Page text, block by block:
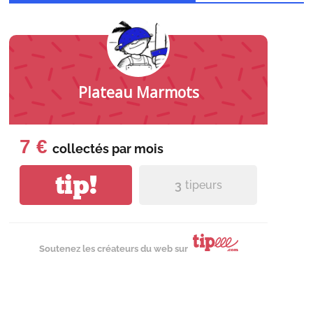
Plateau Marmots
7 € collectés par mois
tip! 3 tipeurs
Soutenez les créateurs du web sur